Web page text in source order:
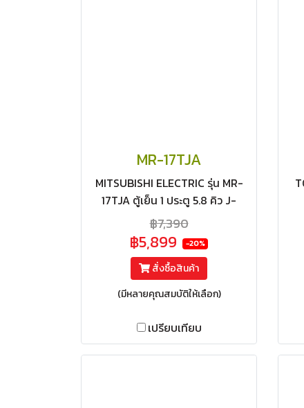
MR-17TJA
MITSUBISHI ELECTRIC รุ่น MR-
17TJA ตู้เย็น 1 ประตู 5.8 คิว J-
SMART DEFROST ละลายน้ำแข็ง
อัตโนมัติ
฿7,390
฿5,899 -20%
สั่งซื้อสินค้า
(มีหลายคุณสมบัติให้เลือก)
เปรียบเทียบ